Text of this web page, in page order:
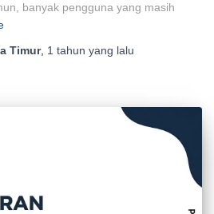
banyak pengguna yang masih
Timur, 1 tahun yang lalu